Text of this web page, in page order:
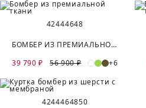
42444648
БОМБЕР ИЗ ПРЕМИАЛЬНОЙ ТКАНИ
39 790 ₽
56 900 ₽ +6
4244464850